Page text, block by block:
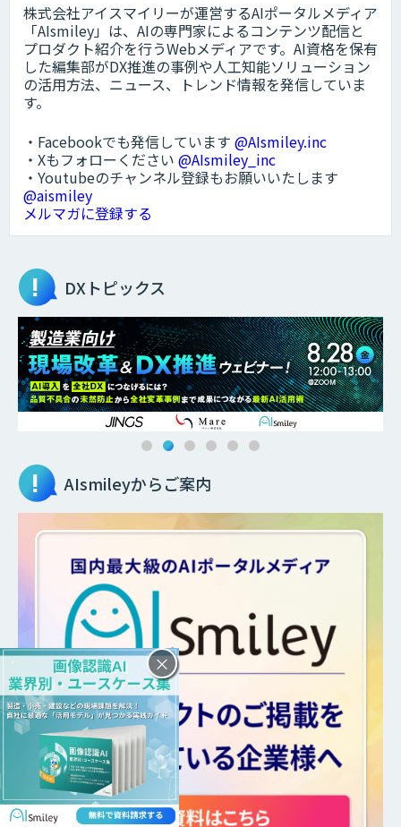
株式会社アイスマイリーが運営するAIポータルメディア
「AIsmiley」は、AIの専門家によるコンテンツ配信と
プロダクト紹介を行うWebメディアです。AI資格を保有
した編集部がDX推進の事例や人工知能ソリューション
の活用方法、ニュース、トレンド情報を発信していま
す。
・Facebookでも発信しています @AIsmiley.inc
・Xもフォローください @AIsmiley_inc
・Youtubeのチャンネル登録もお願いいたします
@aismiley
メルマガに登録する
DXトピックス
AIsmileyからご案内
×